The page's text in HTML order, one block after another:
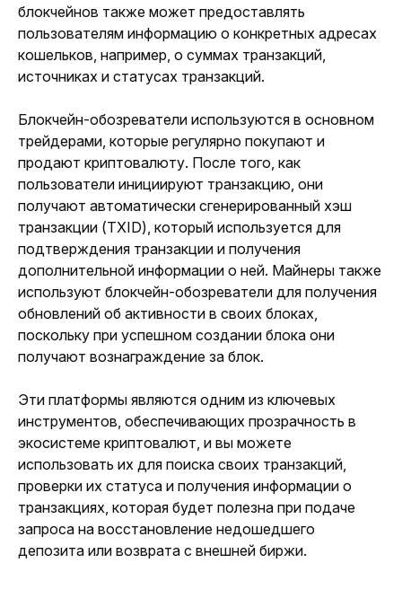
блокчейнов также может предоставлять
пользователям информацию о конкретных адресах
кошельков, например, о суммах транзакций,
источниках и статусах транзакций.
Блокчейн-обозреватели используются в основном
трейдерами, которые регулярно покупают и
продают криптовалюту. После того, как
пользователи инициируют транзакцию, они
получают автоматически сгенерированный хэш
транзакции (TXID), который используется для
подтверждения транзакции и получения
дополнительной информации о ней. Майнеры также
используют блокчейн-обозреватели для получения
обновлений об активности в своих блоках,
поскольку при успешном создании блока они
получают вознаграждение за блок.
Эти платформы являются одним из ключевых
инструментов, обеспечивающих прозрачность в
экосистеме криптовалют, и вы можете
использовать их для поиска своих транзакций,
проверки их статуса и получения информации о
транзакциях, которая будет полезна при подаче
запроса на восстановление недошедшего
депозита или возврата с внешней биржи.